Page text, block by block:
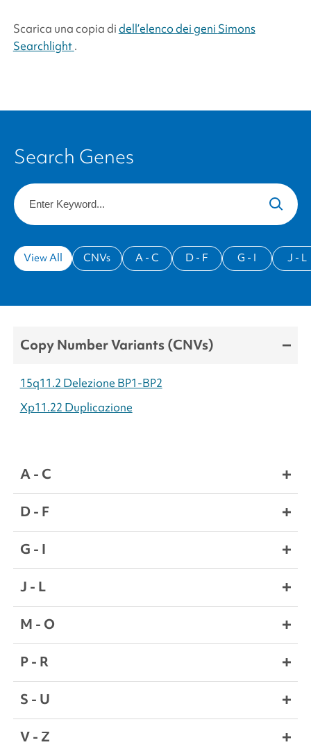
Scarica una copia didell’elenco dei geni Simons
Searchlight.
Search Genes
Keyword
View All CNVs A - C D - F G - I J - L
Copy Number Variants (CNVs)
15q11.2 Delezione BP1-BP2
Xp11.22 Duplicazione
A - C
D - F
G - I
J - L
M - O
P - R
S - U
V - Z